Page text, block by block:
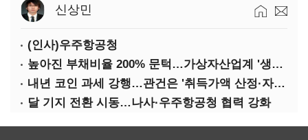
신상민
(인사)우주항공청
높아진 부채비율 200% 문턱…가상자산업계 '생존 시험대'
내년 코인 과세 강행…관건은 '취득가액 산정·자산 이동'
달 기지 전환 시동…나사·우주항공청 협력 강화